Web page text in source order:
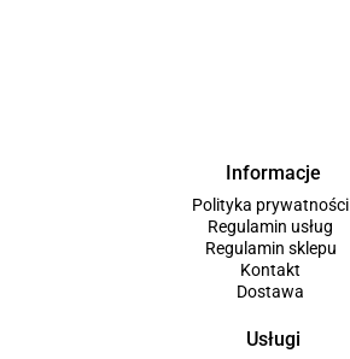
Informacje
Polityka prywatności
Regulamin usług
Regulamin sklepu
Kontakt
Dostawa
Usługi